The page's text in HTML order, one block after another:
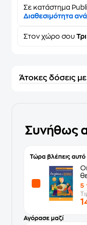
Σε κατάστημα
Διαθεσιμότητα
Στον χώρο σου
Άτοκες δόσεις
Συνήθως
Τώρα βλέπεις αυτό
5
Αγόρασε μαζί